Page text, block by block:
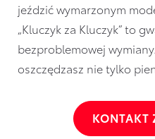
jeździć wymarzonym
„Kluczyk za Kluczyk” to
bezproblemowej
oszczędzasz nie tylko
KONTAKT